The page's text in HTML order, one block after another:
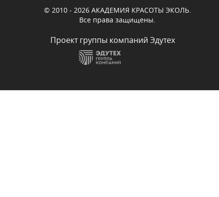
© 2010 - 2026 АКАДЕМИЯ КРАСОТЫ ЭКОЛЬ.
Все права защищены.
Проект группы компаний Эдутех